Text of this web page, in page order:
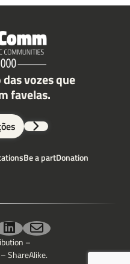
vozes que
favelas.
Be a partDonation
–
ShareAlike.